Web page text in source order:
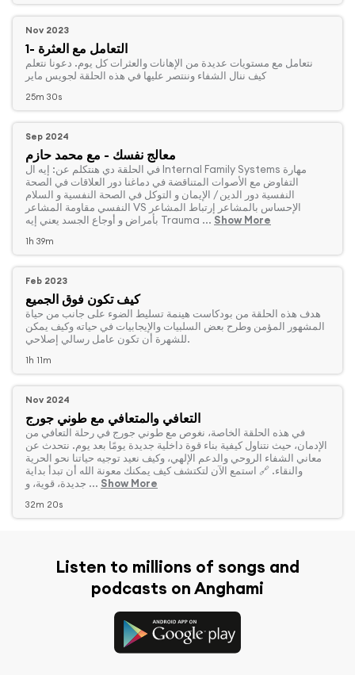
Nov 2023
التعامل مع العثرة -1
‏نتعامل مع مستويات عديدة من الإهانات والعثرات كل يوم. دعونا نتعلم
25m 30s
Sep 2024
معالج نفسك - مع محمد حازم
‏في الحلقة دي هنتكلم عن: إيه ال Internal Family Systems مهارة
التفاوض مع الأصوات المتناقضة في دماغنا دور العلاقات في الصحة
النفسية دور الدين / الإيمان و التوكل في الصحة النفسية و السلام
النفسي مقاومة المشاعر VS الإحساس بالمشاعر إرتباط المشاعر
بأمراض و أوجاع الجسد يعني إيه Trauma ... Show More
1h 39m
Feb 2023
كيف تكون فوق الجميع
‏هدف هذه الحلقة من بودكاست هينمة تسليط الضوء على جانب من حياة
المشهور المؤمن وطرح بعض السلبيات والإيجابيات في حياته وكيف يمكن
للشهرة أن تكون عامل رسالي إصلاحي.
1h 11m
Nov 2024
التعافي والمتعافي مع طوني جورج
‏في هذه الحلقة الخاصة، نغوص مع طوني جورج في رحلة التعافي من
الإدمان، حيث نتناول كيفية بناء قوة داخلية جديدة يومًا بعد يوم. نتحدث عن
معاني الشفاء الروحي والدعم الإلهي، وكيف نعيد توجيه حياتنا نحو الحرية
والنقاء. 🔗 استمع الآن لتكتشف كيف يمكنك معونة الله أن تبدأ بداية
جديدة، قوية، و ... Show More
32m 20s
Listen to millions of songs and
podcasts on Anghami